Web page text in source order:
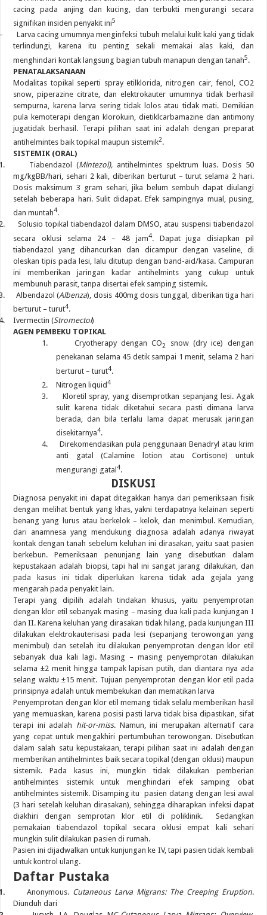
cacing pada anjing dan kucing, dan terbukti mengurangi secara
signifikan insiden penyakit ini5
Larva cacing umumnya menginfeksi tubuh melalui kulit kaki yang tidak
terlindungi, karena itu penting sekali memakai alas kaki, dan
menghindari kontak langsung bagian tubuh manapun dengan tanah5.
PENATALAKSANAAN
Modalitas topikal seperti spray etilklorida, nitrogen cair, fenol, CO2
snow, piperazine citrate, dan elektrokauter umumnya tidak berhasil
sempurna, karena larva sering tidak lolos atau tidak mati. Demikian
pula kemoterapi dengan klorokuin, dietiklcarbamazine dan antimony
jugatidak berhasil. Terapi pilihan saat ini adalah dengan preparat
antihelmintes baik topikal maupun sistemik2.
SISTEMIK (ORAL)
Tiabendazol (Mintezol), antihelmintes spektrum luas. Dosis 50
mg/kgBB/hari, sehari 2 kali, diberikan berturut – turut selama 2 hari.
Dosis maksimum 3 gram sehari, jika belum sembuh dapat diulangi
setelah beberapa hari. Sulit didapat. Efek sampingnya mual, pusing,
dan muntah4.
Solusio topikal tiabendazol dalam DMSO, atau suspensi tiabendazol
secara oklusi selama 24 – 48 jam4. Dapat juga disiapkan pil
tiabendazol yang dihancurkan dan dicampur dengan vaseline, di
oleskan tipis pada lesi, lalu ditutup dengan band-aid/kasa. Campuran
ini memberikan jaringan kadar antihelmints yang cukup untuk
membunuh parasit, tanpa disertai efek samping sistemik.
Albendazol (Albenza), dosis 400mg dosis tunggal, diberikan tiga hari
berturut – turut4.
Ivermectin (Stromectol)
AGEN PEMBEKU TOPIKAL
1.
Cryotherapy dengan CO2
snow (dry ice) dengan
penekanan selama 45 detik sampai 1 menit, selama 2 hari
berturut – turut4.
2.
Nitrogen liquid4
3.
Kloretil spray, yang disemprotkan sepanjang lesi. Agak
sulit karena tidak diketahui secara pasti dimana larva
berada, dan bila terlalu lama dapat merusak jaringan
disekitarnya4.
4.
Direkomendasikan pula penggunaan Benadryl atau krim
anti gatal (Calamine lotion atau Cortisone) untuk
mengurangi gatal4.
DISKUSI
Diagnosa penyakit ini dapat ditegakkan hanya dari pemeriksaan fisik
dengan melihat bentuk yang khas, yakni terdapatnya kelainan seperti
benang yang lurus atau berkelok – kelok, dan menimbul. Kemudian,
dari anamnesa yang mendukung diagnosa adalah adanya riwayat
kontak dengan tanah sebelum keluhan ini dirasakan, yaitu saat pasien
berkebun. Pemeriksaan penunjang lain yang disebutkan dalam
kepustakaan adalah biopsi, tapi hal ini sangat jarang dilakukan, dan
pada kasus ini tidak diperlukan karena tidak ada gejala yang
mengarah pada penyakit lain.
Terapi yang dipilih adalah tindakan khusus, yaitu penyemprotan
dengan klor etil sebanyak masing – masing dua kali pada kunjungan I
dan II. Karena keluhan yang dirasakan tidak hilang, pada kunjungan III
dilakukan elektrokauterisasi pada lesi (sepanjang terowongan yang
menimbul) dan setelah itu dilakukan penyemprotan dengan klor etil
sebanyak dua kali lagi. Masing – masing penyemprotan dilakukan
selama ±2 menit hingga tampak lapisan putih, dan diantara nya ada
selang waktu ±15 menit. Tujuan penyemprotan dengan klor etil pada
prinsipnya adalah untuk membekukan dan mematikan larva
Penyemprotan dengan klor etil memang tidak selalu memberikan hasil
yang memuaskan, karena posisi pasti larva tidak bisa dipastikan, sifat
terapi ini adalah hit-or-miss. Namun, ini merupakan alternatif cara
yang cepat untuk mengakhiri pertumbuhan terowongan. Disebutkan
dalam salah satu kepustakaan, terapi pilihan saat ini adalah dengan
memberikan antihelmintes baik secara topikal (dengan oklusi) maupun
sistemik. Pada kasus ini, mungkin tidak dilakukan pemberian
antihelmintes sistemik untuk menghindari efek samping obat
antihelmintes sistemik. Disamping itu pasien datang dengan lesi awal
(3 hari setelah keluhan dirasakan), sehingga diharapkan infeksi dapat
diakhiri dengan semprotan klor etil di poliklinik. Sedangkan
pemakaian tiabendazol topikal secara oklusi empat kali sehari
mungkin sulit dilakukan pasien di rumah.
Pasien ini dijadwalkan untuk kunjungan ke IV, tapi pasien tidak kembali
untuk kontrol ulang.
Daftar Pustaka
Anonymous. Cutaneous Larva Migrans: The Creeping Eruption.
Diunduh dari